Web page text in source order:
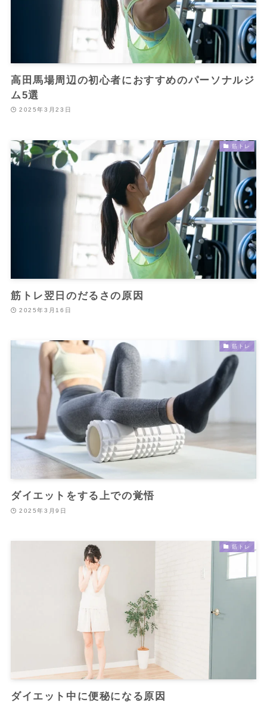
高田馬場周辺の初心者におすすめのパーソナルジ
ム5選
2025年3月23日
筋トレ
筋トレ翌日のだるさの原因
2025年3月16日
筋トレ
ダイエットをする上での覚悟
2025年3月9日
筋トレ
ダイエット中に便秘になる原因